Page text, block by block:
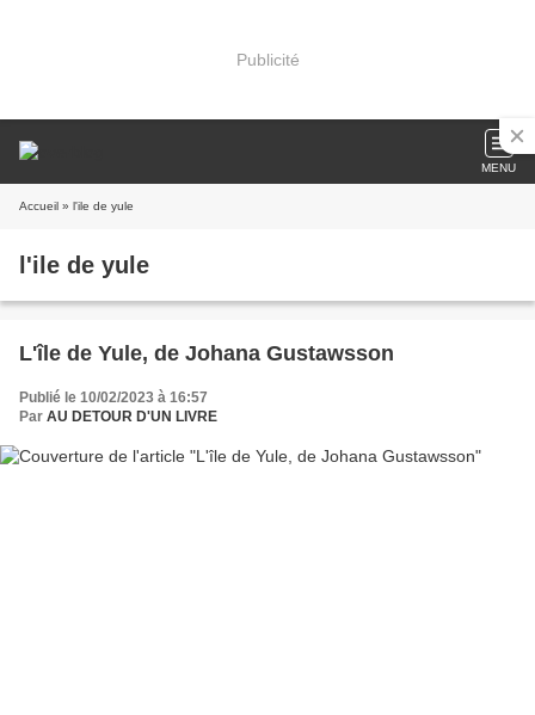
Publicité
MENU
Accueil » l'ile de yule
l'ile de yule
L'île de Yule, de Johana Gustawsson
Publié le 10/02/2023 à 16:57
Par AU DETOUR D'UN LIVRE